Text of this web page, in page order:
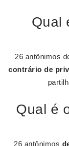
Qual
26 antônimos
contrário de
Qual é
26 antônimos